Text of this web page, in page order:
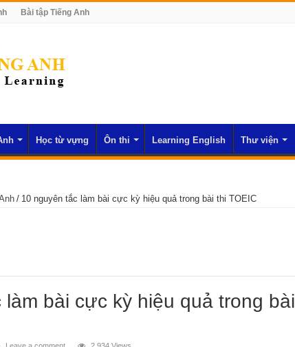
Bài tập Tiếng Anh
Học từ vựng Ôn thi Learning English Thư viện
/ 10 nguyên tắc làm bài cực kỳ hiệu quả trong bài thi TOEIC
làm bài cực kỳ hiệu quả trong bài